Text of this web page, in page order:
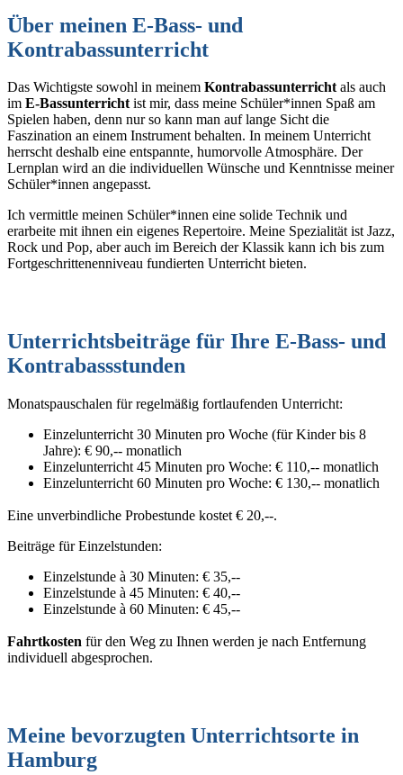
Über meinen E-Bass- und
Kontrabassunterricht
Das Wichtigste sowohl in meinem Kontrabassunterrichtals auch
im E-Bassunterrichtist mir, dass meine Schüler*innen Spaß am
Spielen haben, denn nur so kann man auf lange Sicht die
Faszination an einem Instrument behalten. In meinem Unterricht
herrscht deshalb eine entspannte, humorvolle Atmosphäre. Der
Lernplan wird an die individuellen Wünsche und Kenntnisse meiner
Schüler*innen angepasst.
Ich vermittle meinen Schüler*innen eine solide Technik und
erarbeite mit ihnen ein eigenes Repertoire. Meine Spezialität ist Jazz,
Rock und Pop, aber auch im Bereich der Klassik kann ich bis zum
Fortgeschrittenenniveau fundierten Unterricht bieten.
Unterrichtsbeiträge für Ihre E-Bass- und
Kontrabassstunden
Monatspauschalen für regelmäßig fortlaufenden Unterricht:
Einzelunterricht 30 Minuten pro Woche (für Kinder bis 8
Jahre): € 90,-- monatlich
Einzelunterricht 45 Minuten pro Woche: € 110,-- monatlich
Einzelunterricht 60 Minuten pro Woche: € 130,-- monatlich
Eine unverbindliche Probestunde kostet € 20,--.
Beiträge für Einzelstunden:
Einzelstunde à 30 Minuten: € 35,--
Einzelstunde à 45 Minuten: € 40,--
Einzelstunde à 60 Minuten: € 45,--
Fahrtkosten für den Weg zu Ihnen werden je nach Entfernung
individuell abgesprochen.
Meine bevorzugten Unterrichtsorte in
Hamburg